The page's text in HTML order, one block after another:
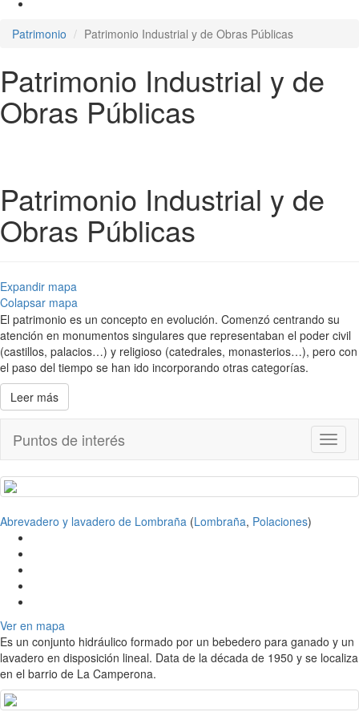
Patrimonio Patrimonio Industrial y de Obras Públicas
Patrimonio Industrial y de
Obras Públicas
Patrimonio Industrial y de
Obras Públicas
Expandir mapa
Colapsar mapa
El patrimonio es un concepto en evolución. Comenzó centrando su
atención en monumentos singulares que representaban el poder civil
(castillos, palacios…) y religioso (catedrales, monasterios…), pero con
el paso del tiempo se han ido incorporando otras categorías.
Leer más
Puntos de interés
Abrevadero y lavadero de Lombraña (Lombraña, Polaciones)
Ver en mapa
Es un conjunto hidráulico formado por un bebedero para ganado y un
lavadero en disposición lineal. Data de la década de 1950 y se localiza
en el barrio de La Camperona.